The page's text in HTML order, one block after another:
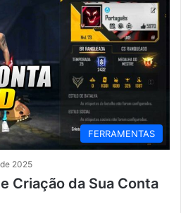
FERRAMENTAS
2025
Criação da Sua Conta